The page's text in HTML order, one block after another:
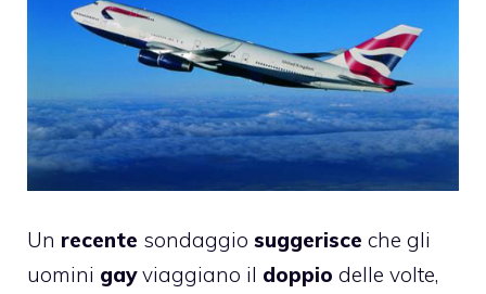
Un recente sondaggio suggerisce che gli
uomini gayviaggiano il doppio delle volte,